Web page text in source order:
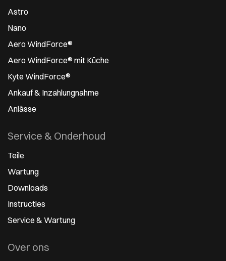
Astro
Nano
Aero WindForce®
Aero WindForce® mit Küche
Kyte WindForce®
Ankauf & Inzahlungnahme
Anlässe
Service & Onderhoud
Teile
Wartung
Downloads
Instructies
Service & Wartung
Over ons